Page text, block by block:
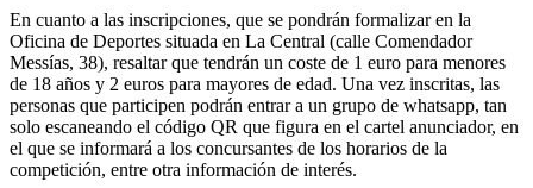
En cuanto a las inscripciones, que se pondrán formalizar en la
Oficina de Deportes situada en La Central (calle Comendador
Messías, 38), resaltar que tendrán un coste de 1 euro para menores
de 18 años y 2 euros para mayores de edad. Una vez inscritas, las
personas que participen podrán entrar a un grupo de whatsapp, tan
solo escaneando el código QR que figura en el cartel anunciador, en
el que se informará a los concursantes de los horarios de la
competición, entre otra información de interés.